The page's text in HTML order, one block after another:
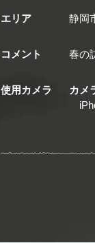
エリア 静岡
コメント 春の
使用カメラ
カメ